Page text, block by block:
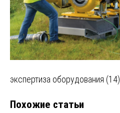
Навигация
по
экспертиза оборудования (14)
Похожие статьи